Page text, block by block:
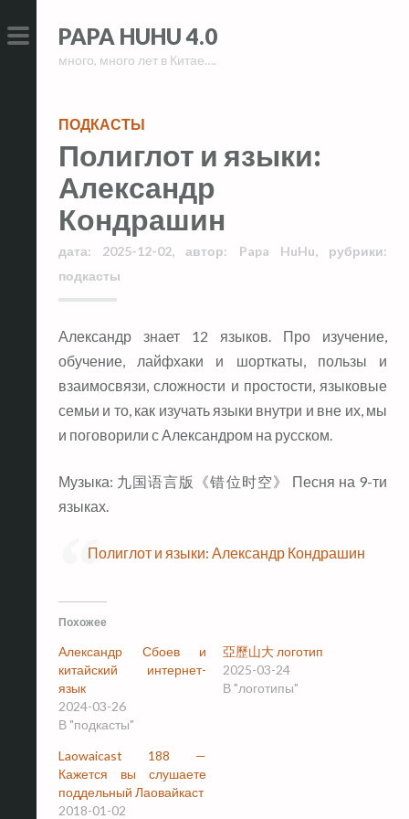
to
PRIMARY
to
PAPA HUHU 4.0
много, много лет в Китае….
ПОДКАСТЫ
Полиглот и языки:
Александр
Кондрашин
дата: 2025-12-02, автор: Papa HuHu,рубрики:
подкасты
Александр знает 12 языков. Про изучение,
обучение, лайфхаки и шорткаты, пользы и
взаимосвязи, сложности и простости, языковые
семьи и то, как изучать языки внутри и вне их, мы
и поговорили с Александром на русском.
Музыка: 九国语言版《错位时空》 Песня на 9-ти
языках.
Полиглот и языки: Александр Кондрашин
Похожее
Александр Сбоев и
китайский интернет-
язык
2024-03-26
В "подкасты"
亞歷山大 логотип
2025-03-24
В "логотипы"
Laowaicast 188 —
Кажется вы слушаете
поддельный Лаовайкаст
2018-01-02